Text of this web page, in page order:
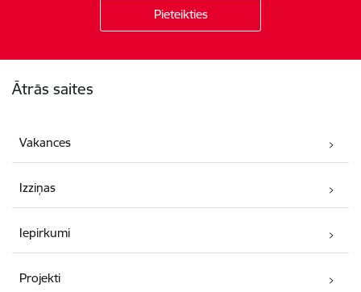
Ātrās saites
Vakances
Izziņas
Iepirkumi
Projekti